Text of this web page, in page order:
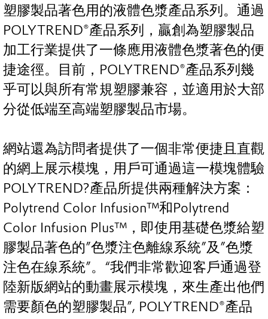
塑膠製品著色用的液體色漿產品系列。通過
POLYTREND®產品系列，贏創為塑膠製品
加工行業提供了一條應用液體色漿著色的便
捷途徑。目前，POLYTREND®產品系列幾
乎可以與所有常規塑膠兼容，並適用於大部
分從低端至高端塑膠製品市場。
網站還為訪問者提供了一個非常便捷且直觀
的網上展示模塊，用戶可通過這一模塊體驗
POLYTREND?產品所提供兩種解決方案：
Polytrend Color Infusion™和Polytrend
Color Infusion Plus™，即使用基礎色漿給塑
膠製品著色的”色漿注色離線系統”及”色漿
注色在線系統”。“我們非常歡迎客戶通過登
陸新版網站的動畫展示模塊，來生產出他們
需要顏色的塑膠製品”, POLYTREND®產品